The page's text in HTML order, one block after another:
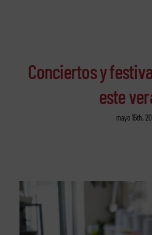
Conciertos y
este
mayo 15th,